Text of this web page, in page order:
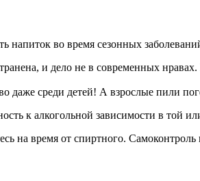
во время сезонных
и дело не в современных
даже среди детей! А взрослые пили
к алкогольной зависимости в той
на время от спиртного.